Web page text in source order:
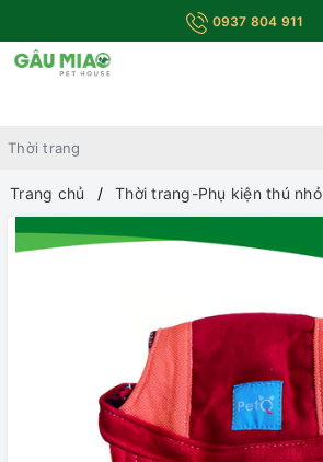
0937 804 911
Trang chủ Thời trang-Phụ kiện thú nhỏ